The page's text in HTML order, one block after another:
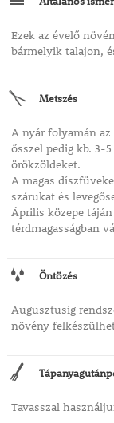
Ezek az évelő
bármelyik talajon,
Metszés
A nyár folyamán
ősszel pedig kb. 3-
örökzöldeket.
A magas
szárukat és
Április közepe
térdmagasságban
Öntözés
Augusztusig
növény
Tavasszal